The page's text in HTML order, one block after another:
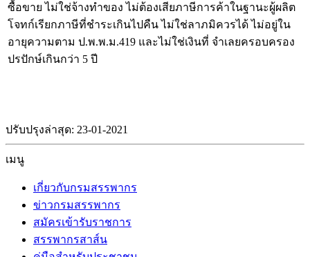
ซื้อขาย ไม่ใช่จ้างทำของ ไม่ต้องเสียภาษีการค้าในฐานะผู้ผลิต
โจทก์เรียกภาษีที่ชำระเกินไปคืน ไม่ใช่ลาภมิควรได้ ไม่อยู่ใน
อายุความตาม ป.พ.พ.ม.419 และไม่ใช่เงินที่ จำเลยครอบครอง
ปรปักษ์เกินกว่า 5 ปี
ปรับปรุงล่าสุด: 23-01-2021
เมนู
เกี่ยวกับกรมสรรพากร
ข่าวกรมสรรพากร
สมัครเข้ารับราชการ
สรรพากรสาส์น